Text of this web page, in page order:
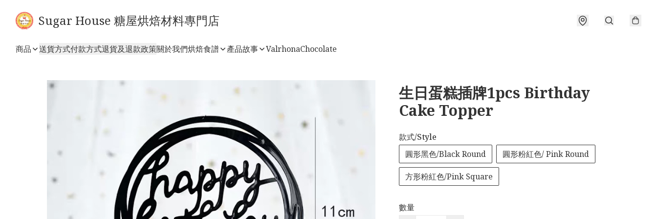
Sugar House 糖屋烘焙材料專門店
商品 送貨方式付款方式退貨及退款政策關於我們烘焙食譜 產品故事 ValrhonaChocolate
生日蛋糕插牌1pcs Birthday
Cake Topper
款式/Style
圓形黑色/Black Round
圓形粉紅色/ Pink Round
方形粉紅色/Pink Square
數量